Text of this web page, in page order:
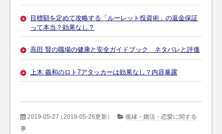
目標額を定めて攻略する「ルーレット投資術」の返金保証
って本当？効果なし？
高田 賢の職場の健康と安全ガイドブック ネタバレと評価
上木 義和のロト7アタッカーは効果なし？内容暴露
2019-05-27（2019-05-26更新）
復縁・婚活・恋愛に関する
事